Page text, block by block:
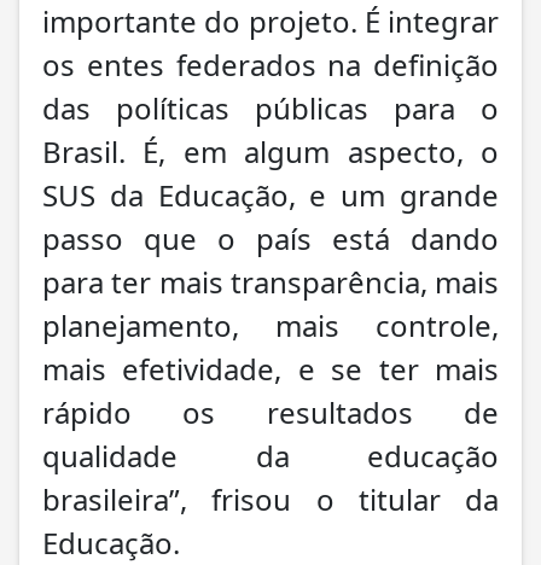
importante do projeto. É integrar
os entes federados na definição
das políticas públicas para o
Brasil. É, em algum aspecto, o
SUS da Educação, e um grande
passo que o país está dando
para ter mais transparência, mais
planejamento, mais controle,
mais efetividade, e se ter mais
rápido os resultados de
qualidade da educação
brasileira”, frisou o titular da
Educação.